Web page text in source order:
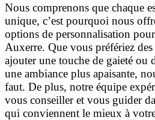
Nous comprenons que chaque
unique, c’est pourquoi nous
options de personnalisation
Auxerre. Que vous préfériez
ajouter une touche de gaieté ou
une ambiance plus apaisante,
faut. De plus, notre équipe
vous conseiller et vous guider
qui conviennent le mieux à